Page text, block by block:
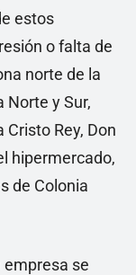
estos
o falta de
norte de la
Norte y Sur,
Rey, Don
hipermercado,
de Colonia
se